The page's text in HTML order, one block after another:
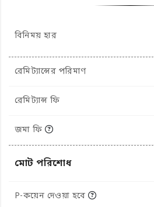
বিনিময় হার
রেমিট্যান্সের পরিমাণ
রেমিট্যান্স ফি
জমা ফি
মোট পরিশোধ
P-কয়েন দেওয়া হবে